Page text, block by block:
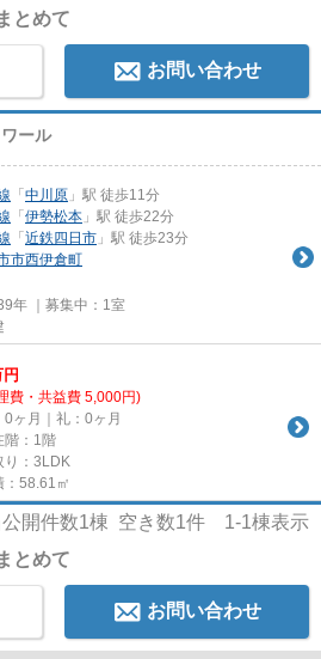
とめて
お問い合わせ
ール
「 中川原 」駅 徒歩11分
「 伊勢松本 」駅 徒歩22分
「 近鉄四日市 」駅 徒歩23分
市西伊倉町
年 ｜募集中： 1室
円
費・共益費 5,000円)
0ヶ月｜礼：0ヶ月
階：1階
り：3LDK
：58.61㎡
開件数1棟 空き数1件 1-1棟表示
とめて
お問い合わせ